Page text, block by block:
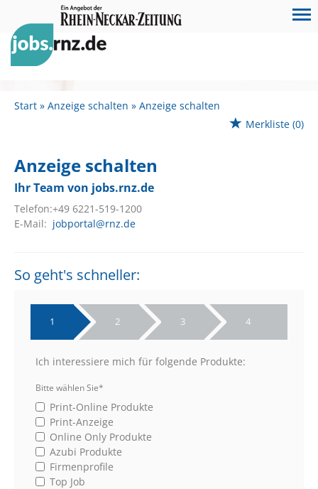
Start Anzeige schalten
Anzeige schalten
Merkliste (0)
Anzeige schalten
Ihr Team von jobs.rnz.de
Telefon:+49 6221-519-1200
E-Mail: jobportal@rnz.de
So geht's schneller:
1 2 3 4
Ich interessiere mich für folgende Produkte:
Bitte wählen Sie*
Print-Online Produkte
Print-Anzeige
Online Only Produkte
Azubi Produkte
Firmenprofile
Top Job